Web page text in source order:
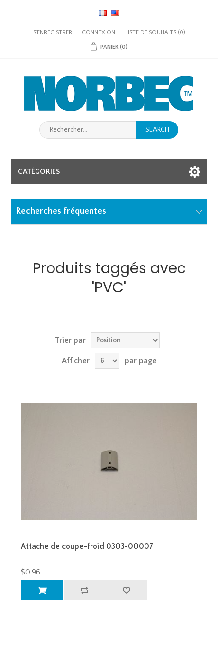
S'ENREGISTRER CONNEXION LISTE DE SOUHAITS (0)
PANIER (0)
SEARCH
CATÉGORIES
Recherches fréquentes
Produits taggés avec
'PVC'
Trier par
Afficher par page
Attache de coupe-froid 0303-00007
$0.96